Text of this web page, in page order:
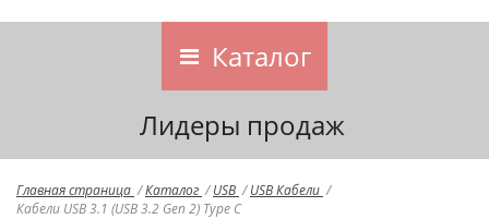
Каталог
Лидеры продаж
Главная страница /Каталог / USB / USB Кабели /
Кабели USB 3.1 (USB 3.2 Gen 2) Type C